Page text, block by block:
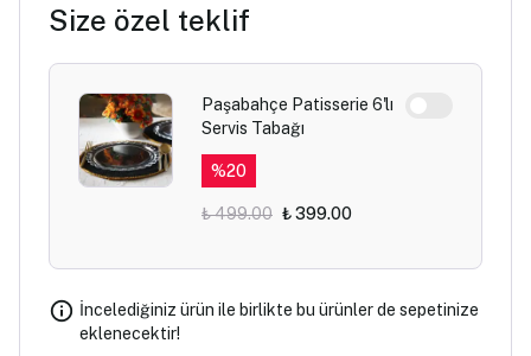
Size özel teklif
Paşabahçe Patisserie 6'lı
Servis Tabağı
%20
₺ 499.00 ₺ 399.00
İncelediğiniz ürün ile birlikte bu ürünler de sepetinize
eklenecektir!